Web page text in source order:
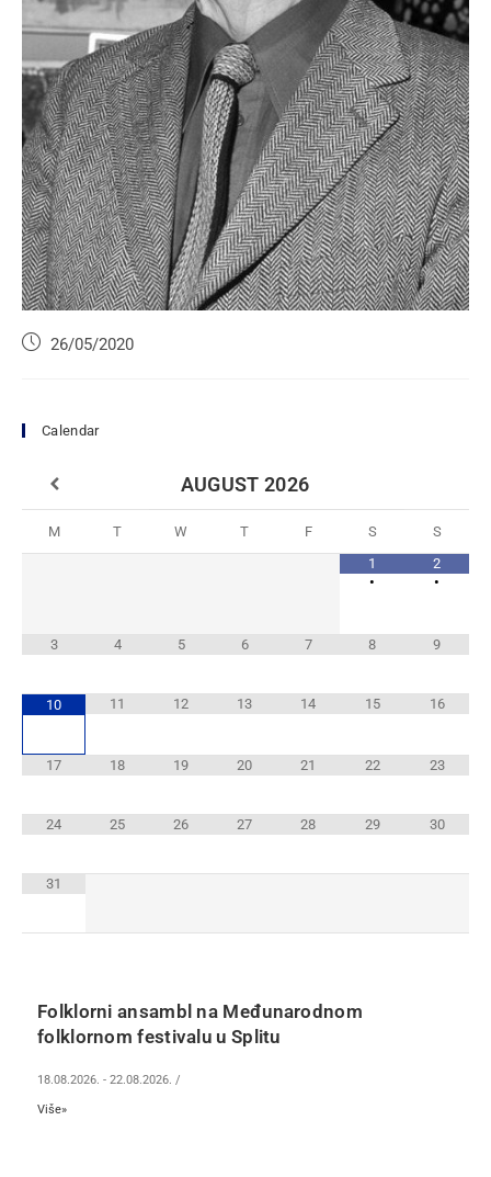
26/05/2020
Calendar
AUGUST 2026
M T W T F S
S
1
•
2
•
3 4 5 6 7 8 9
10 11 12 13 14 15 16
17 18 19 20 21 22 23
24 25 26 27 28 29 30
31
Folklorni ansambl na Međunarodnom
folklornom festivalu u Splitu
18.08.2026. - 22.08.2026. /
Više»